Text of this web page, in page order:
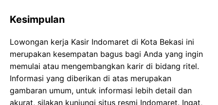
Kesimpulan
Lowongan kerja Kasir Indomaret di Kota Bekasi ini
merupakan kesempatan bagus bagi Anda yang ingin
memulai atau mengembangkan karir di bidang ritel.
Informasi yang diberikan di atas merupakan
gambaran umum, untuk informasi lebih detail dan
akurat, silakan kunjungi situs resmi Indomaret. Ingat,